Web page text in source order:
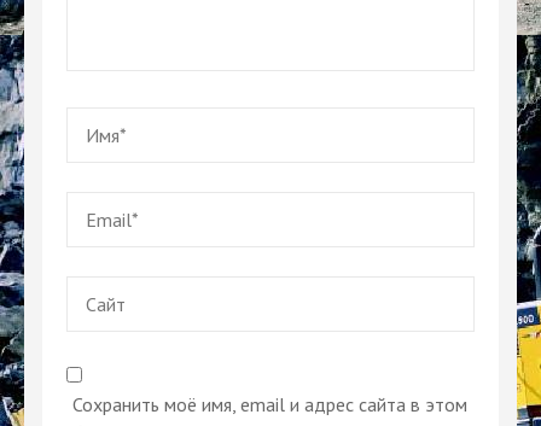
Сохранить моё имя, email и адрес сайта в этом